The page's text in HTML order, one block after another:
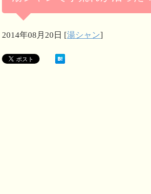
2014年08月20日 [湯シャン]